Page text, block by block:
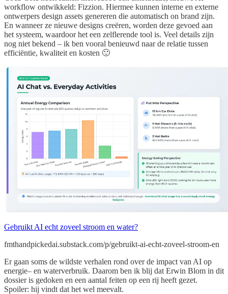
workflow ontwikkeld: Fizzion. Hiermee kunnen interne en externe
ontwerpers design assets genereren die automatisch on brand zijn.
En wanneer ze nieuwe designs creëren, worden deze gevoed aan
het systeem, waardoor het een zelflerende tool is. Veel details zijn
nog niet bekend – ik ben vooral benieuwd naar de relatie tussen
efficiëntie, kwaliteit en kosten 🙂
Gebruikt AI echt zoveel stroom en water?
fmthandpickedai.substack.com/p/gebruikt-ai-echt-zoveel-stroom-en
Er gaan soms de wildste verhalen rond over de impact van AI op
energie– en waterverbruik. Daarom ben ik blij dat Erwin Blom in dit
dossier is gedoken en een aantal feiten op een rij heeft gezet.
Spoiler: hij vindt dat het wel meevalt.